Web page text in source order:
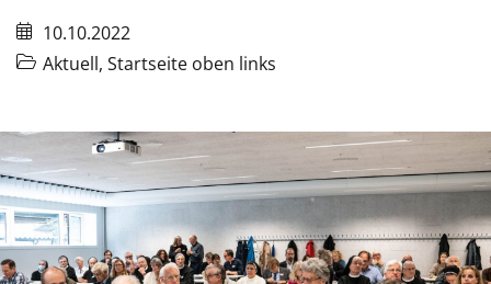
10.10.2022
Aktuell, Startseite oben links